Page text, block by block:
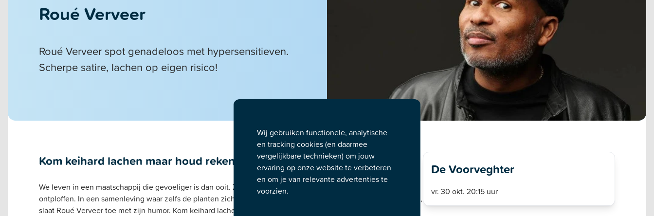
Roué Verveer
Roué Verveer spot genadeloos met hypersensitieven.
Scherpe satire, lachen op eigen risico!
Kom keihard lachen maar houd rekening: het is geheel 'Op eigen risico'!
We leven in een maatschappij die gevoeliger is dan ooit. Zelfs de kleinste opmerking kan als een bom
ontploffen. In een samenleving waar zelfs de planten zich beledigd zouden kunnen voelen door de windrichting,
slaat Roué Verveer toe met zijn humor. Kom keihard lachen maar houd rekening: het is geheel op eigen risico!
De Voorveghter
vr. 30 okt. 20:15 uur
Wij gebruiken functionele, analytische
en tracking cookies (en daarmee
vergelijkbare technieken) om jouw
ervaring op onze website te verbeteren
en om je van relevante advertenties te
voorzien.